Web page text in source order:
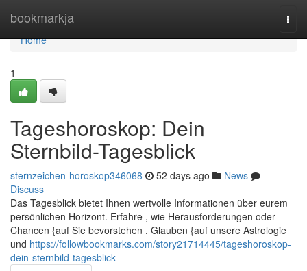
bookmarkja
Home
Home
1
Tageshoroskop: Dein
Sternbild-Tagesblick
sternzeichen-horoskop346068 52 days ago
News
Discuss
Das Tagesblick bietet Ihnen wertvolle Informationen über eurem
persönlichen Horizont. Erfahre , wie Herausforderungen oder
Chancen {auf Sie bevorstehen . Glauben {auf unsere Astrologie
und https://followbookmarks.com/story21714445/tageshoroskop-
dein-sternbild-tagesblick